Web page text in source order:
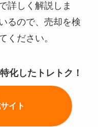
詳しく解説しま
るので、売却を検
ください。
化したトレトク！
イト